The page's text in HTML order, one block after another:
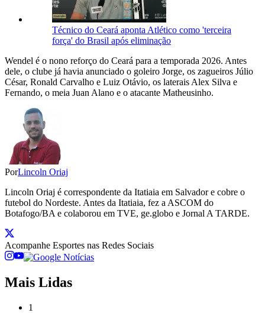
Técnico do Ceará aponta Atlético como 'terceira
força' do Brasil após eliminação
Wendel é o nono reforço do Ceará para a temporada 2026. Antes
dele, o clube já havia anunciado o goleiro Jorge, os zagueiros Júlio
César, Ronald Carvalho e Luiz Otávio, os laterais Alex Silva e
Fernando, o meia Juan Alano e o atacante Matheusinho.
PorLincoln Oriaj
Lincoln Oriaj é correspondente da Itatiaia em Salvador e cobre o
futebol do Nordeste. Antes da Itatiaia, fez a ASCOM do
Botafogo/BA e colaborou em TVE, ge.globo e Jornal A TARDE.
Acompanhe Esportes nas Redes Sociais
Mais Lidas
1